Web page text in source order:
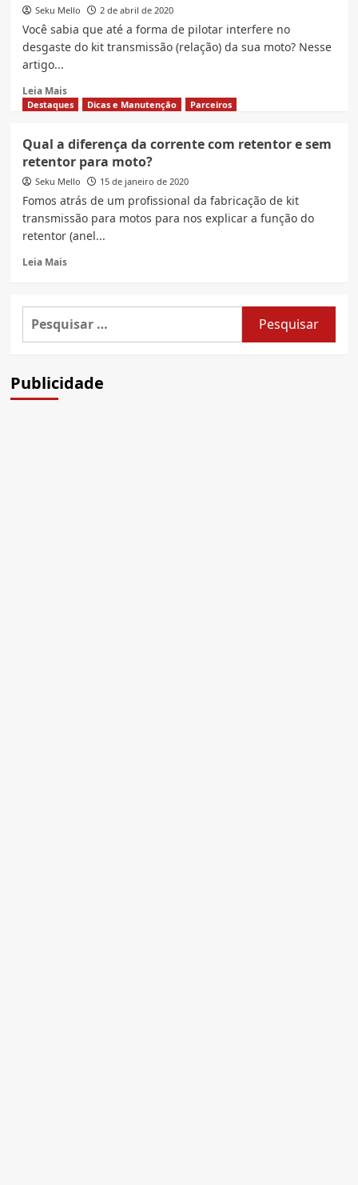
para
lubrificar
corrente
Seku Mello 2 de abril de 2020
Você sabia que até a forma de pilotar interfere no
desgaste do kit transmissão (relação) da sua moto? Nesse
artigo...
Leia MaisRead
more
para
aumentar
a
vida
do
kit
Destaques Dicas e Manutenção Parceiros
Qual a diferença da corrente com retentor e sem
retentor para moto?
Seku Mello 15 de janeiro de 2020
Fomos atrás de um profissional da fabricação de kit
transmissão para motos para nos explicar a função do
retentor (anel...
Leia MaisRead
Qual
a
com
Pesquisar
por:
Publicidade